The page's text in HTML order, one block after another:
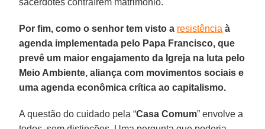
Por fim, como o senhor tem visto a resistência à
agenda implementada pelo Papa Francisco, que
prevê um maior engajamento da Igreja na luta pelo
Meio Ambiente, aliança com movimentos sociais e
uma agenda econômica crítica ao capitalismo.
A questão do cuidado pela “Casa Comum” envolve a